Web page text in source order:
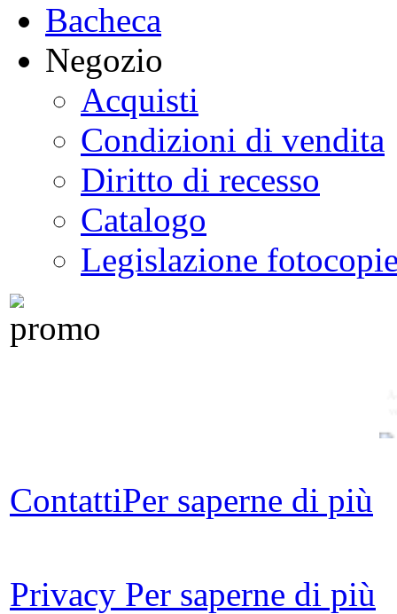
Bacheca
Negozio
Acquisti
Condizioni di vendita
Diritto di recesso
Catalogo
Legislazione
ContattiPer saperne di più
Privacy Per saperne di più